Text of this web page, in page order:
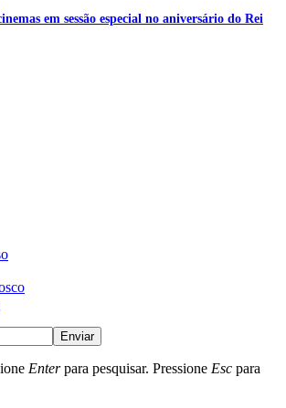
em sessão especial no aniversário do Rei
Enviar
Enterpara pesquisar. Pressione Esc para